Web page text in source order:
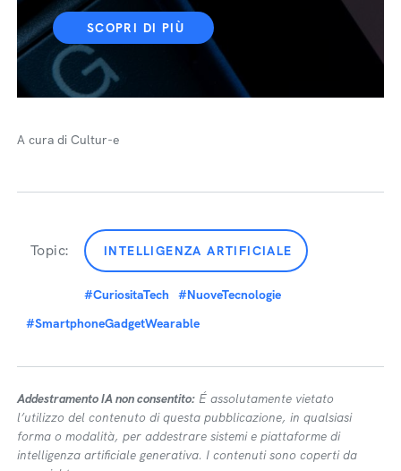
SCOPRI DI PIÙ
A cura di Cultur-e
Topic: INTELLIGENZA ARTIFICIALE
#CuriositaTech
#NuoveTecnologie
#SmartphoneGadgetWearable
Addestramento IA non consentito: É assolutamente vietato
l’utilizzo del contenuto di questa pubblicazione, in qualsiasi
forma o modalità, per addestrare sistemi e piattaforme di
intelligenza artificiale generativa. I contenuti sono coperti da